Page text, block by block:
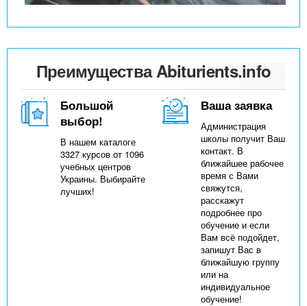
Преимущества Abiturients.info
Большой
выбор!
В нашем каталоге
3327 курсов от 1096
учебных центров
Украины. Выбирайте
лучших!
Ваша заявка
Администрация
школы получит Ваш
контакт. В
ближайшее рабочее
время с Вами
свяжутся,
расскажут
подробнее про
обучение и если
Вам всё подойдет,
запишут Вас в
ближайшую группу
или на
индивидуальное
обучение!